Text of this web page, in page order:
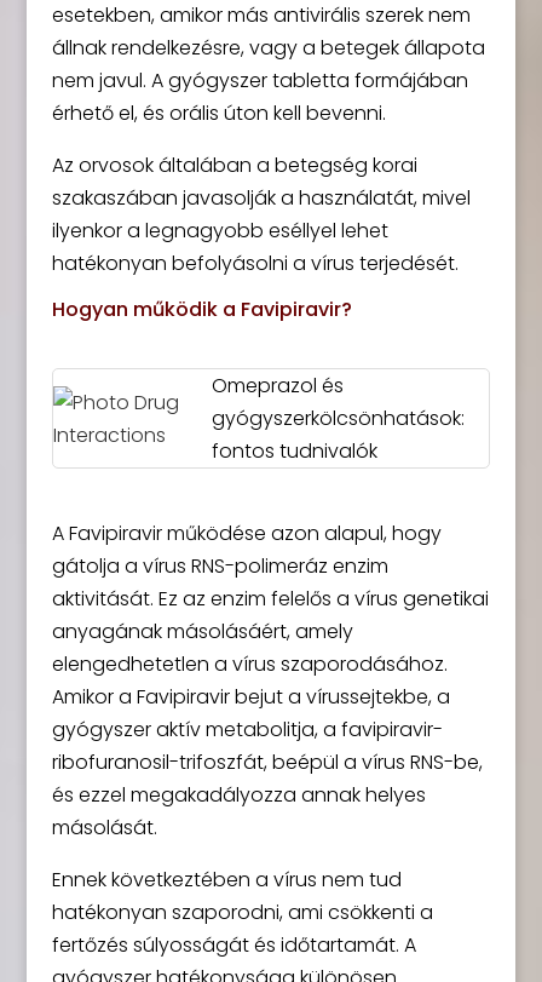
esetekben, amikor más antivirális szerek nem
állnak rendelkezésre, vagy a betegek állapota
nem javul. A gyógyszer tabletta formájában
érhető el, és orális úton kell bevenni.
Az orvosok általában a betegség korai
szakaszában javasolják a használatát, mivel
ilyenkor a legnagyobb eséllyel lehet
hatékonyan befolyásolni a vírus terjedését.
Hogyan működik a Favipiravir?
Omeprazol és
gyógyszerkölcsönhatások:
fontos tudnivalók
A Favipiravir működése azon alapul, hogy
gátolja a vírus RNS-polimeráz enzim
aktivitását. Ez az enzim felelős a vírus genetikai
anyagának másolásáért, amely
elengedhetetlen a vírus szaporodásához.
Amikor a Favipiravir bejut a vírussejtekbe, a
gyógyszer aktív metabolitja, a favipiravir-
ribofuranosil-trifoszfát, beépül a vírus RNS-be,
és ezzel megakadályozza annak helyes
másolását.
Ennek következtében a vírus nem tud
hatékonyan szaporodni, ami csökkenti a
fertőzés súlyosságát és időtartamát. A